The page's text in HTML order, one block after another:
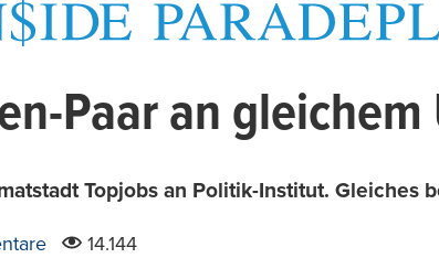
Paar an
Topjobs an Politik-Institut. Gleiches
14.144